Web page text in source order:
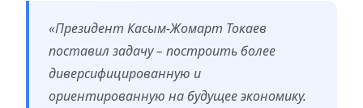
«Президент Касым-Жомарт Токаев
поставил задачу – построить более
диверсифицированную и
ориентированную на будущее экономику.